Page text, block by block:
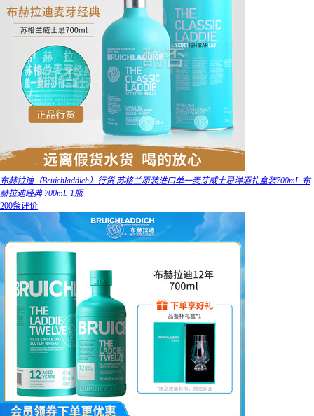
布赫拉迪（Bruichladdich）行货 苏格兰原装进口单一麦芽威士忌洋酒礼盒装700mL 布
赫拉迪经典 700mL 1瓶
200条评价